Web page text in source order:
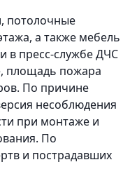
потолочные
а также мебель
в пресс-службе ДЧС
площадь пожара
По причине
несоблюдения
при монтаже и
По
и пострадавших